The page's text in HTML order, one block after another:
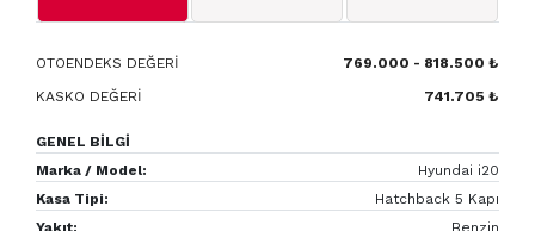
OTOENDEKS DEĞERİ
769.000 - 818.500 ₺
KASKO DEĞERİ
741.705 ₺
GENEL BİLGİ
Marka / Model:
Hyundai i20
Kasa Tipi:
Hatchback 5 Kapı
Yakıt:
Benzin